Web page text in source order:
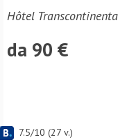
Hôtel
da 90 €
7.5/10 (27 v.)